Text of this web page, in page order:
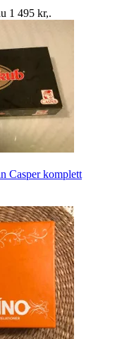
1 495 kr,.
Casper komplett